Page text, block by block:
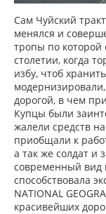
Сам Чуйский
менялся и
тропы по которой
столетии, когда
избу, чтоб
дорогой, в чем
Купцы были
жалели средств
приобщали к
а так же солдат и
современный вид
способствовала
NATIONAL
красивейших